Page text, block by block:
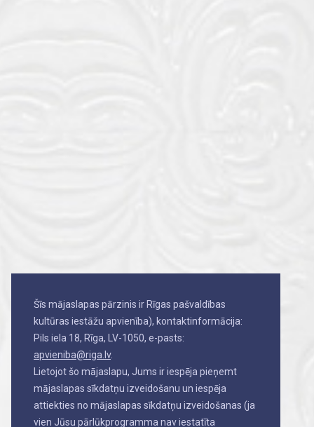
Šīs mājaslapas pārzinis ir Rīgas pašvaldības
kultūras iestāžu apvienība), kontaktinformācija:
Pils iela 18, Rīga, LV-1050, e-pasts:
apvieniba@riga.lv.
Lietojot šo mājaslapu, Jums ir iespēja pieņemt
mājaslapas sīkdatņu izveidošanu un iespēja
attiekties no mājaslapas sīkdatņu izveidošanas (ja
vien Jūsu pārlūkprogramma nav iestatīta